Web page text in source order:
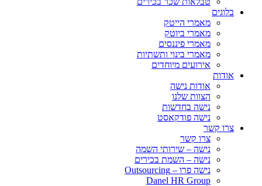
בלוגים
מאמרי הייטק
מאמרי ביוטק
מאמרי פיננסים
מאמרי בינוי ותשתיות
אירועים מיוחדים
אודות
אודות נישה
הצוות שלנו
נישה בחדשות
נישה פודקאסט
צרו קשר
צרו קשר
נישה – שירותי השמה
נישה – השמת בכירים
נישה פרו – Outsourcing
Danel HR Group